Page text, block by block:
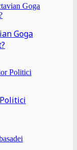
Goga